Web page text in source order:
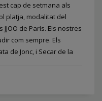
cap de setmana als
platja, modalitat del
de París. Els nostres
com sempre. Els
de Jonc, i Secar de la